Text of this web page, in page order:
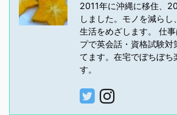
2011年に沖縄に移住、
しました。モノを減ら
生活をめざします。 仕
プで英会話・資格試験対
てます。在宅でぼちぼち
す。